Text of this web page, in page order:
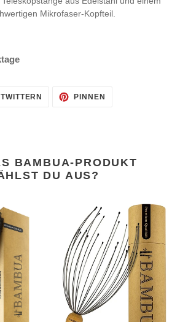
Mikrofaser-Kopfteil.
TWITTERN AUF
TWITTER
PINNEN
BAMBUA-PRODUKT
DU AUS?
Kopfmassagegerät